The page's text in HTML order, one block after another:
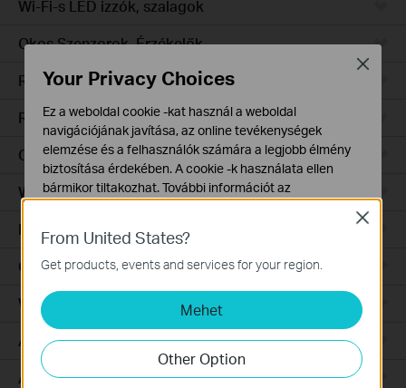
Wi-Fi-s LED izzók, szalagok
Okos Szenzorok, Érzékelők
Robotporszívók
Robotporszívó tartozékok
Ceiling Mount
Wall Plate
Desktop
Outdoor
Wireless Bridge
Aggregation
Access
From United States?
Get products, events and services for your region.
Mehet
Other Option
Close
Your Privacy Choices
Ez a weboldal cookie -kat használ a weboldal
navigációjának javítása, az online tevékenységek
elemzése és a felhasználók számára a legjobb élmény
biztosítása érdekében. A cookie -k használata ellen
bármikor tiltakozhat. További információt az
Alap Cookie-k
Ezek a cookie -k a webhely működéséhez szükségesek,
és nem tilthatók le a rendszereiben.
Marketing és Elemző Cookie-k
Az elemző cookie -k lehetővé teszik számunkra, hogy
elemezzük weboldalunkon végzett tevékenységeit, hogy
javítsuk és módosítsuk webhelyünk működését.
Close